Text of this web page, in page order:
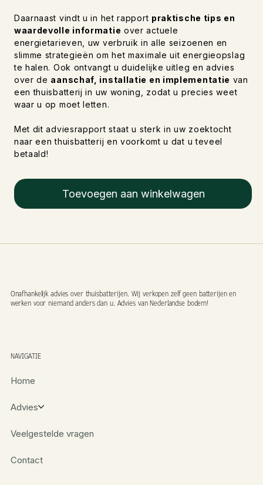
Daarnaast vindt u in het rapport praktische tips en
waardevolle informatie over actuele
energietarieven, uw verbruik in alle seizoenen en
slimme strategieën om het maximale uit energieopslag
te halen. Ook ontvangt u duidelijke uitleg en advies
over de aanschaf, installatie en implementatie van
een thuisbatterij in uw woning, zodat u precies weet
waar u op moet letten.
Met dit adviesrapport staat u sterk in uw zoektocht
naar een thuisbatterij en voorkomt u dat u teveel
betaald!
Toevoegen aan winkelwagen
NAVIGATIE
Onafhankelijk advies over thuisbatterijen. Wij verkopen zelf geen batterijen en
werken voor niemand anders dan u. Advies van Nederlandse bodem!
Home
Advies
Veelgestelde vragen
Contact